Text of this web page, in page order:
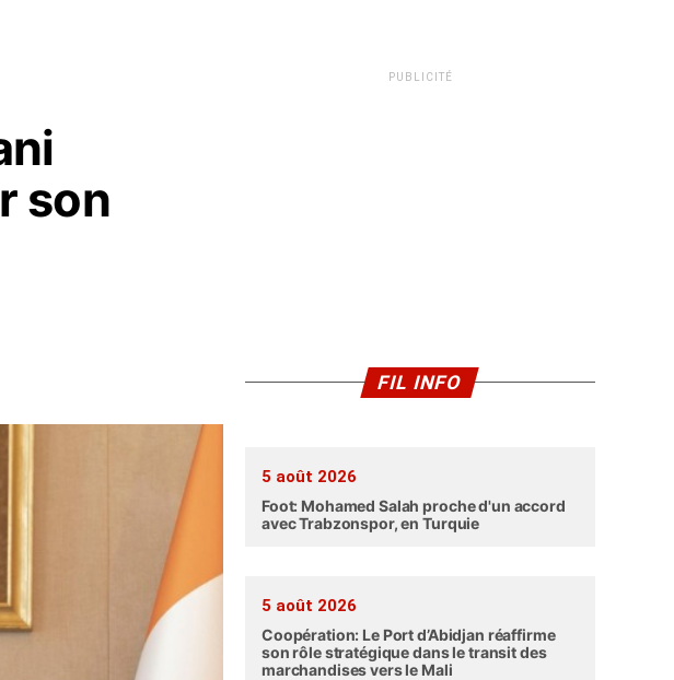
son
PUBLICITÉ
FIL INFO
5 août 2026
Foot: Mohamed Salah proche d'un accord
avec Trabzonspor, en Turquie
5 août 2026
Coopération: Le Port d’Abidjan réaffirme
son rôle stratégique dans le transit des
marchandises vers le Mali